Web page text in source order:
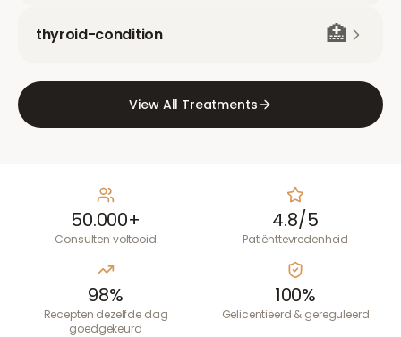
thyroid-condition 🏥
View All Treatments
50.000+
Consulten voltooid
4.8/5
Patiënttevredenheid
98%
Recepten dezelfde dag
goedgekeurd
100%
Gelicentieerd & gereguleerd